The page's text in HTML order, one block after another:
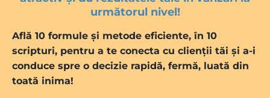
următorul nivel!
Află 10 formule și metode eficiente, în 10
scripturi, pentru a te conecta cu clienții tăi și a-i
conduce spre o decizie rapidă, fermă, luată din
toată inima!